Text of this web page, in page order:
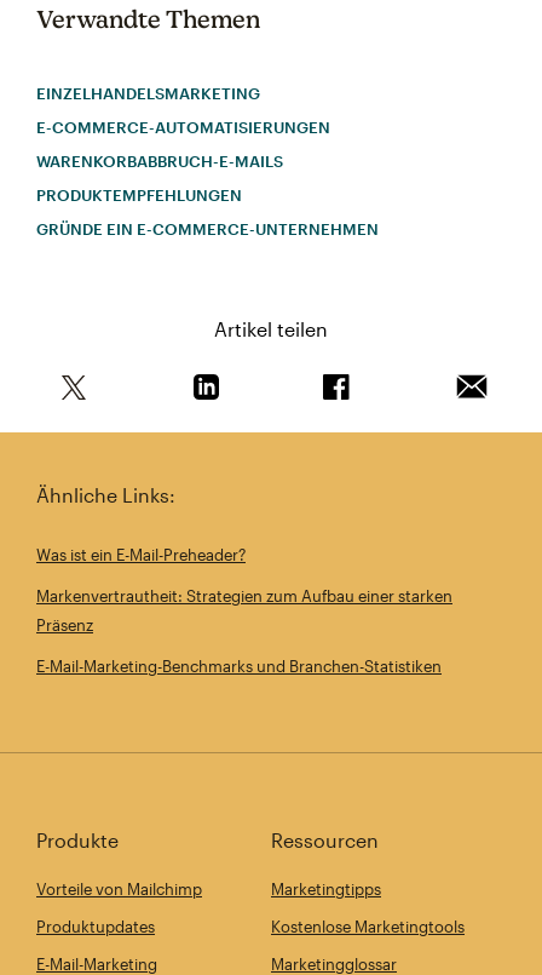
Verwandte Themen
EINZELHANDELSMARKETING
E-COMMERCE-AUTOMATISIERUNGEN
WARENKORBABBRUCH-E-MAILS
PRODUKTEMPFEHLUNGEN
GRÜNDE EIN E-COMMERCE-UNTERNEHMEN
Artikel teilen
Ähnliche Links:
Was ist ein E-Mail-Preheader?
Markenvertrautheit: Strategien zum Aufbau einer starken
Präsenz
E-Mail-Marketing-Benchmarks und Branchen-Statistiken
Produkte
Vorteile von Mailchimp
Produktupdates
E-Mail-Marketing
Ressourcen
Marketingtipps
Kostenlose Marketingtools
Marketingglossar